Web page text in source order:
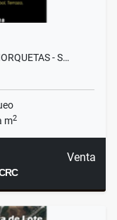
- S…
m2
Venta